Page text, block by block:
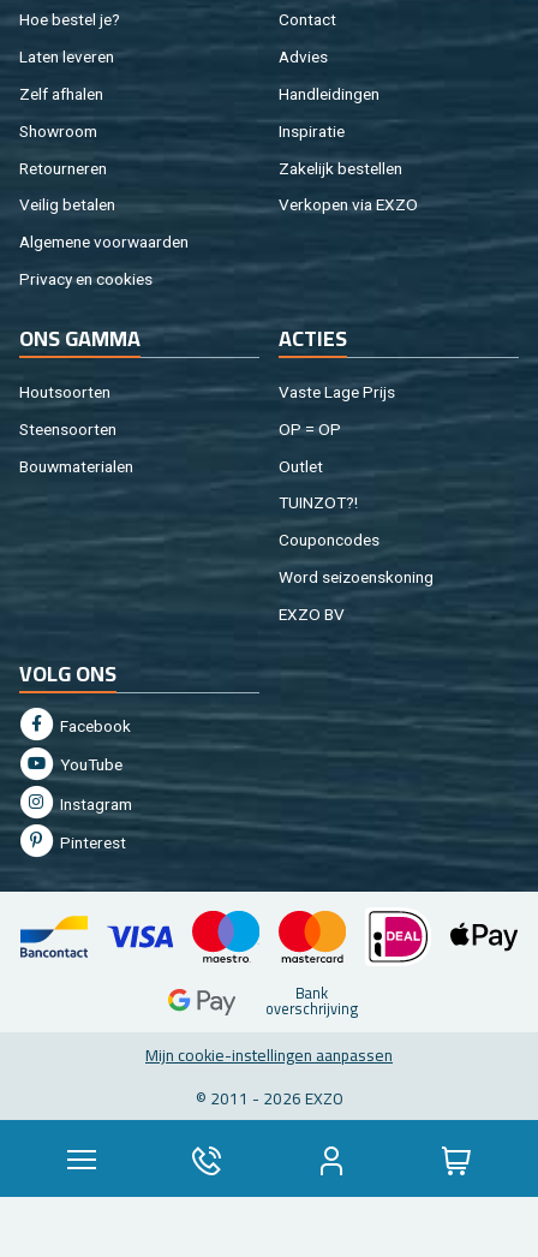
Hoe be­stel je?
Laten le­ve­ren
Zelf af­ha­len
Show­room
Re­tour­ne­ren
Vei­lig be­ta­len
Al­ge­me­ne voor­waar­den
Pri­va­cy en coo­kies
Con­tact
Ad­vies
Hand­lei­din­gen
In­spi­ra­tie
Za­ke­lijk be­stel­len
Ver­ko­pen via EXZO
ONS GAMMA
Hout­soor­ten
Steen­soor­ten
Bouw­ma­te­ri­a­len
AC­TIES
Vaste Lage Prijs
OP = OP
Out­let
TUIN­ZOT?!
Cou­pon­co­des
Word sei­zoens­ko­ning
EXZO BV
VOLG ONS
Fa­cebook
You­Tu­be
In­st­agram
Pin­te­rest
Bank
over­schrij­ving
Mijn coo­kie-in­stel­lin­gen aan­pas­sen
© 2011 - 2026 EXZO